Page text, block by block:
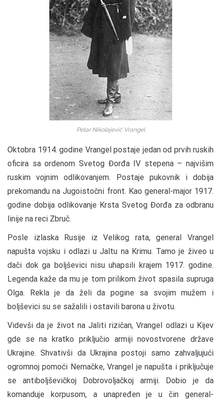
Petar Nikolajevič Vrangel
Oktobra 1914. godine Vrangel postaje jedan od prvih ruskih
oficira sa ordenom Svetog Đorđa IV stepena – najvišim
ruskim vojnim odlikovanjem. Postaje pukovnik i dobija
prekomandu na Jugoistočni front. Kao general-major 1917.
godine dobija odlikovanje Krsta Svetog Đorđa za odbranu
linije na reci Zbruč.
Posle izlaska Rusije iz Velikog rata, general Vrangel
napušta vojsku i odlazi u Jaltu na Krimu. Tamo je živeo u
dači dok ga boljševici nisu uhapsili krajem 1917. godine.
Legenda kaže da mu je tom prilikom život spasila supruga
Olga. Rekla je da želi da pogine sa svojim mužem i
boljševici su se sažalili i ostavili barona u životu.
Videvši da je život na Jaliti rizičan, Vrangel odlazi u Kijev
gde se na kratko priključio armiji novostvorene države
Ukrajine. Shvativši da Ukrajina postoji samo zahvaljujući
ogromnoj pomoći Nemačke, Vrangel je napušta i priključuje
se antiboljševičkoj Dobrovoljačkoj armiji. Dobio je da
komanduje korpusom, a unapređen je u čin general-